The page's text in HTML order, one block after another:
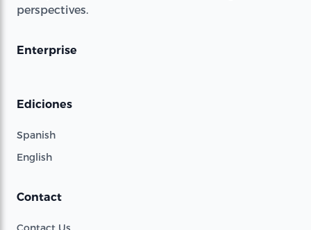
perspectives.
Enterprise
Ediciones
Spanish
English
Contact
Contact Us